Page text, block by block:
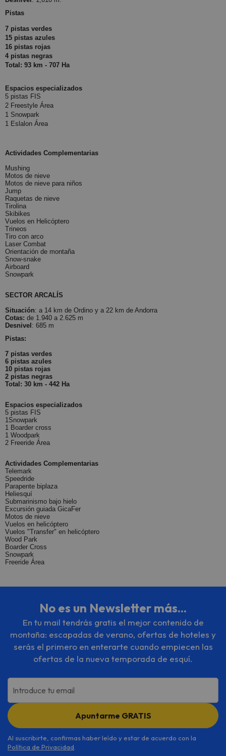
Pistas
7 pistas verdes
15 pistas azules
16 pistas rojas
4 pistas negras
Total: 93 km - 707 Ha
Espacios especializados
5 pistas FIS
2 Freestyle Área
1 Snowpark
1 Eslalon Área
Actividades Complementarias
Mushing
Motos de nieve
Motos de nieve para niños
Jump
Raquetas de nieve
Tirolina
Skibikes
Vuelos en Helicóptero
Trineos
Tiro con arco
Laser Combat
Orientación de montaña
Snow-snake
Airboard
Snowpark
SECTOR ARCALÍS
Situación: a 14 km de Ordino y a 22 km de Andorra
Cotas: de 1.940 a 2.625 m
Desnivel : 685 m
Pistas:
7 pistas verdes
6 pistas azules
10 pistas rojas
2 pistas negras
Total: 30 km - 442 Ha
Espacios especializados
5 pistas FIS
1Snowpark
1 Boarder cross
1 Woodpark
2 Freeride Área
Actividades Complementarias
Telemark
Speedride
Parapente biplaza
Heliesquí
Submarinismo bajo hielo
Excursión guiada GicaFer
Motos de nieve
Vuelos en helicóptero
Vuelos "Transfer" en helicóptero
Wood Park
Boarder Cross
Snowpark
Freeride Área
No es un Newsletter más...
En tu mail tendrás gratis el mejor contenido de
montaña: escapadas de verano, ofertas de hoteles y
serás el primero en enterarte cuando empiecen las
ofertas de la nueva temporada de esquí.
Introduce tu email
Apuntarme GRATIS
Al suscribirte, confirmas haber leído y estar de acuerdo con la
Política de Privacidad